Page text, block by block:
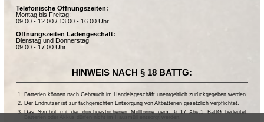
Telefonische Öffnungszeiten:
Montag bis Freitag:
09.00 - 12.00 / 13.00 - 16.00 Uhr
Öffnungszeiten Ladengeschäft:
Dienstag und Donnerstag
09:00 - 17:00 Uhr
HINWEIS NACH § 18 BATTG:
Batterien können nach Gebrauch im Handelsgeschäft unentgeltlich zurückgegeben werden.
Der Endnutzer ist zur fachgerechten Entsorgung von Altbatterien gesetzlich verpflichtet.
Das Symbol mit der durchgestrichenen Mülltonne gem. § 17 Abs.1 BattG bedeutet: